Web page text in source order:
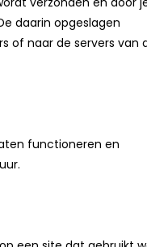
daarin opgeslagen
of naar de servers van
functioneren en